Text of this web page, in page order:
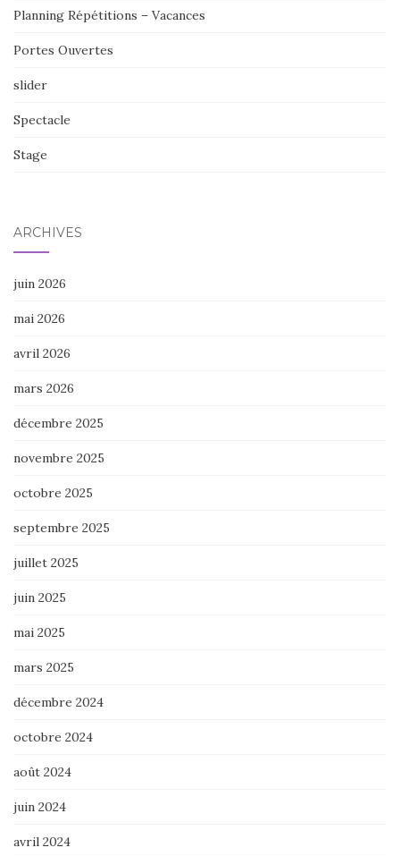
Planning Répétitions – Vacances
Portes Ouvertes
slider
Spectacle
Stage
ARCHIVES
juin 2026
mai 2026
avril 2026
mars 2026
décembre 2025
novembre 2025
octobre 2025
septembre 2025
juillet 2025
juin 2025
mai 2025
mars 2025
décembre 2024
octobre 2024
août 2024
juin 2024
avril 2024